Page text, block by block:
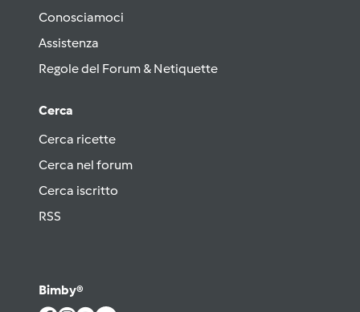
Conosciamoci
Assistenza
Regole del Forum & Netiquette
Cerca
Cerca ricette
Cerca nel forum
Cerca iscritto
RSS
Bimby®